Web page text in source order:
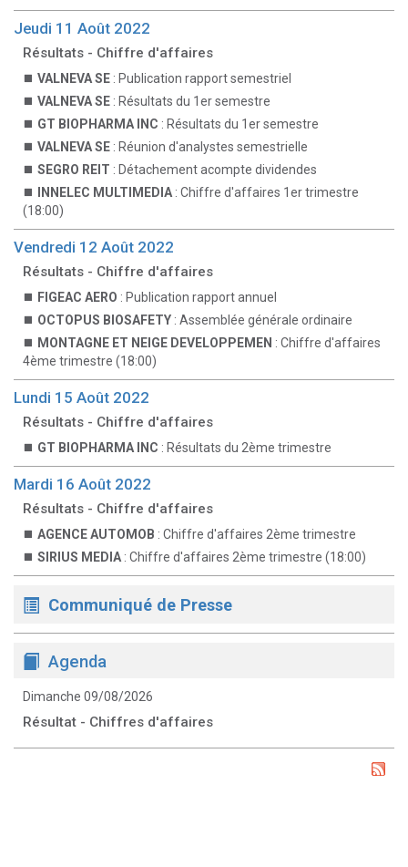
Jeudi 11 Août 2022
Résultats - Chiffre d'affaires
VALNEVA SE : Publication rapport semestriel
VALNEVA SE : Résultats du 1er semestre
GT BIOPHARMA INC : Résultats du 1er semestre
VALNEVA SE : Réunion d'analystes semestrielle
SEGRO REIT : Détachement acompte dividendes
INNELEC MULTIMEDIA : Chiffre d'affaires 1er trimestre
(18:00)
Vendredi 12 Août 2022
Résultats - Chiffre d'affaires
FIGEAC AERO : Publication rapport annuel
OCTOPUS BIOSAFETY : Assemblée générale ordinaire
MONTAGNE ET NEIGE DEVELOPPEMEN : Chiffre d'affaires
4ème trimestre (18:00)
Lundi 15 Août 2022
Résultats - Chiffre d'affaires
GT BIOPHARMA INC : Résultats du 2ème trimestre
Mardi 16 Août 2022
Résultats - Chiffre d'affaires
AGENCE AUTOMOB : Chiffre d'affaires 2ème trimestre
SIRIUS MEDIA : Chiffre d'affaires 2ème trimestre (18:00)
Communiqué de Presse
Agenda
Dimanche 09/08/2026
Résultat - Chiffres d'affaires